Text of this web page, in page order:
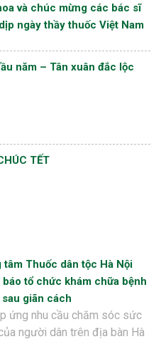
và chúc mừng các bác sĩ
ngày thầy thuốc Việt Nam
năm – Tân xuân đắc lộc
TẾT
tâm Thuốc dân tộc Hà Nội
tổ chức khám chữa bệnh
giãn cách
ứng nhu cầu chăm sóc sức
người dân trên địa bàn Hà